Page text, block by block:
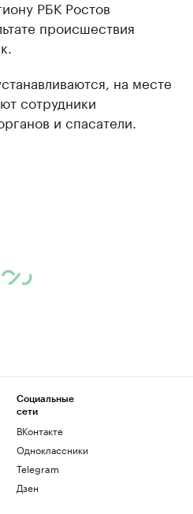
РБК Ростов
происшествия
на месте
сотрудники
и спасатели.
Социальные
сети
ВКонтакте
Одноклассники
Telegram
Дзен